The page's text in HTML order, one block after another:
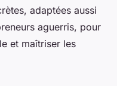
adaptées aussi
aguerris, pour
et maîtriser les